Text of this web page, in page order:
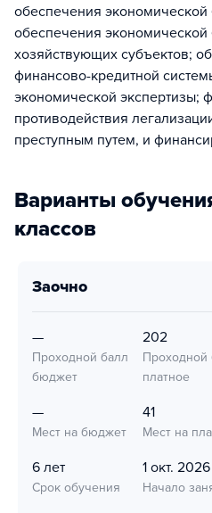
обеспечения экономической
обеспечения экономической
хозяйствующих субъектов;
финансово-кредитной
экономической экспертизы;
противодействия
преступным путем, и
Варианты
классов
заочно
—
Проходной балл
бюджет
202
Проходной
платное
—
Мест на бюджет
41
Мест на
6 лет
Срок обучения
1 окт. 2026
Начало